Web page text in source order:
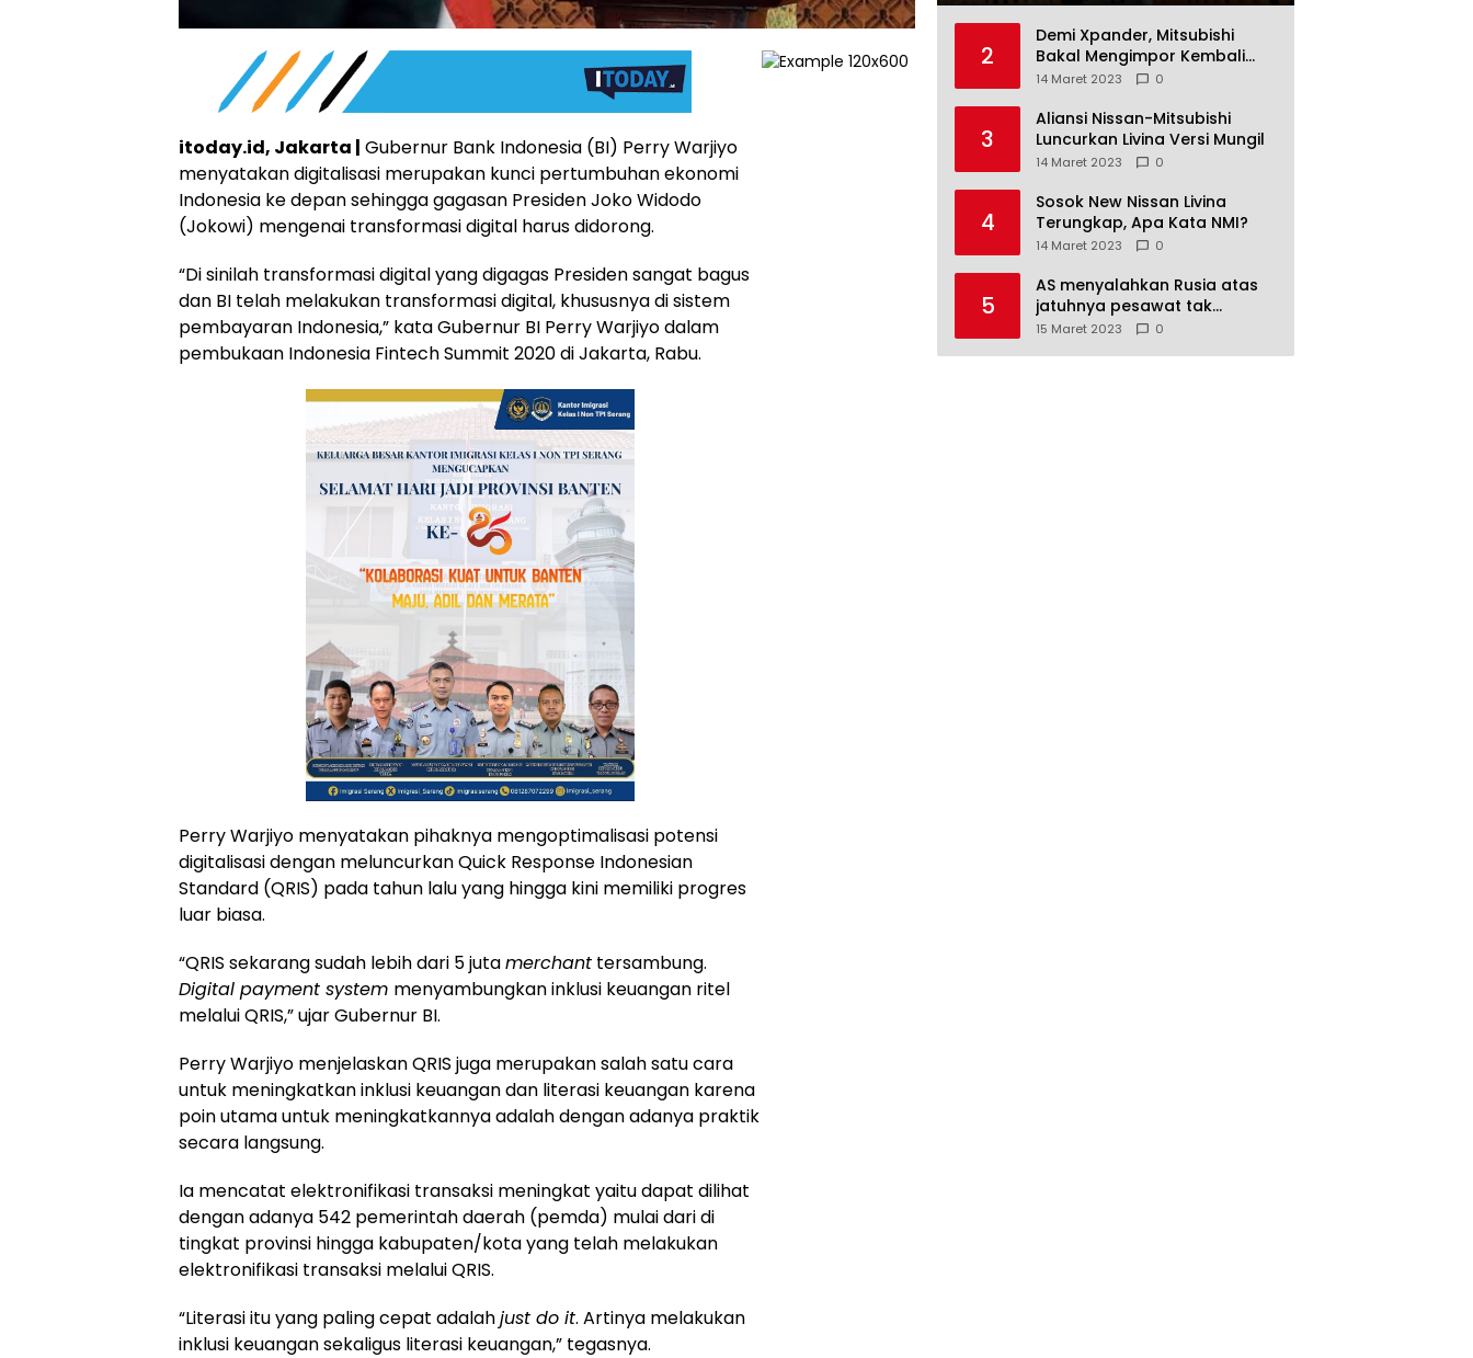
itoday.id, Jakarta | Gubernur Bank Indonesia (BI) Perry Warjiyo
menyatakan digitalisasi merupakan kunci pertumbuhan ekonomi
Indonesia ke depan sehingga gagasan Presiden Joko Widodo
(Jokowi) mengenai transformasi digital harus didorong.
“Di sinilah transformasi digital yang digagas Presiden sangat bagus
dan BI telah melakukan transformasi digital, khususnya di sistem
pembayaran Indonesia,” kata Gubernur BI Perry Warjiyo dalam
pembukaan Indonesia Fintech Summit 2020 di Jakarta, Rabu.
Perry Warjiyo menyatakan pihaknya mengoptimalisasi potensi
digitalisasi dengan meluncurkan Quick Response Indonesian
Standard (QRIS) pada tahun lalu yang hingga kini memiliki progres
luar biasa.
“QRIS sekarang sudah lebih dari 5 jutamerchant tersambung.
Digital payment system menyambungkan inklusi keuangan ritel
melalui QRIS,” ujar Gubernur BI.
Perry Warjiyo menjelaskan QRIS juga merupakan salah satu cara
untuk meningkatkan inklusi keuangan dan literasi keuangan karena
poin utama untuk meningkatkannya adalah dengan adanya praktik
secara langsung.
Ia mencatat elektronifikasi transaksi meningkat yaitu dapat dilihat
dengan adanya 542 pemerintah daerah (pemda) mulai dari di
tingkat provinsi hingga kabupaten/kota yang telah melakukan
elektronifikasi transaksi melalui QRIS.
“Literasi itu yang paling cepat adalahjust do it. Artinya melakukan
inklusi keuangan sekaligus literasi keuangan,” tegasnya.
2
Demi Xpander, Mitsubishi
Bakal Mengimpor Kembali
Pajero Sport
14 Maret 2023 0
3
Aliansi Nissan-Mitsubishi
Luncurkan Livina Versi Mungil
14 Maret 2023 0
4
Sosok New Nissan Livina
Terungkap, Apa Kata NMI?
14 Maret 2023 0
5
AS menyalahkan Rusia atas
jatuhnya pesawat tak
berawak di Laut Hitam,
15 Maret 2023 0